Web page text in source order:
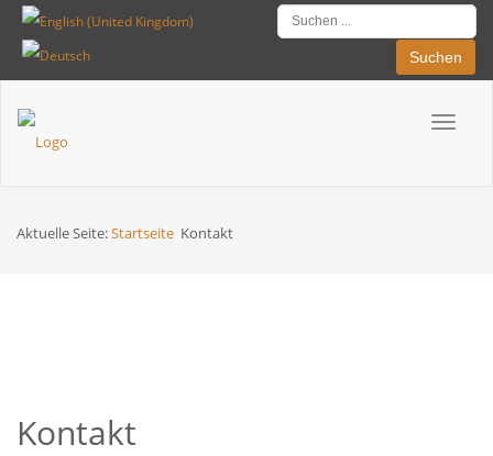
Suchen
Toggle
Breadcrumbs
Aktuelle Seite:Startseite Kontakt
Kontakt